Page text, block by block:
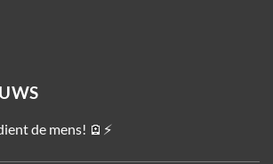
de mens! 🪫⚡